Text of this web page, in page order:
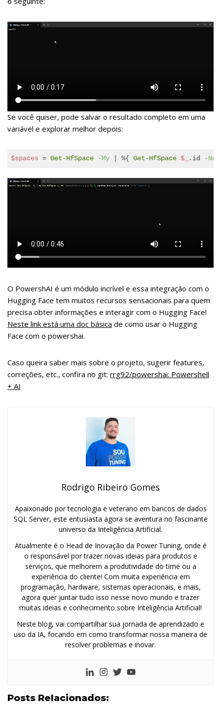
Se você quiser, pode salvar o resultado completo em uma
variável e explorar melhor depois:
$spaces = Get-HfSpace -My | %{ Get-HfSpace $_ .id -
language:
O PowershAI é um módulo incrível e essa integração com o
Hugging Face tem muitos recursos sensacionais para quem
precisa obter informações e interagir com o Hugging Face!
Neste link está uma doc básica de como usar o Hugging
Face com o powershai.
Caso queira saber mais sobre o projeto, sugerir features,
correções, etc., confira no git: rrg92/powershai: Powershell
+ AI
Rodrigo Ribeiro Gomes
Apaixonado por tecnologia e veterano em bancos de dados
SQL Server, este entusiasta agora se aventura no fascinante
universo da Inteligência Artificial.
Atualmente é o Head de Inovação da Power Tuning, onde é
o responsável por trazer novas ideias para produtos e
serviços, que melhorem a produtividade do time ou a
experiência do cliente! Com muita experiência em
programação, hardware, sistemas operacionais, e mais,
agora quer juntar tudo isso nesse novo mundo e trazer
muitas ideias e conhecimento sobre Inteligência Artificial!
Neste blog, vai compartilhar sua jornada de aprendizado e
uso da IA, focando em como transformar nossa maneira de
resolver problemas e inovar.
Posts Relacionados: